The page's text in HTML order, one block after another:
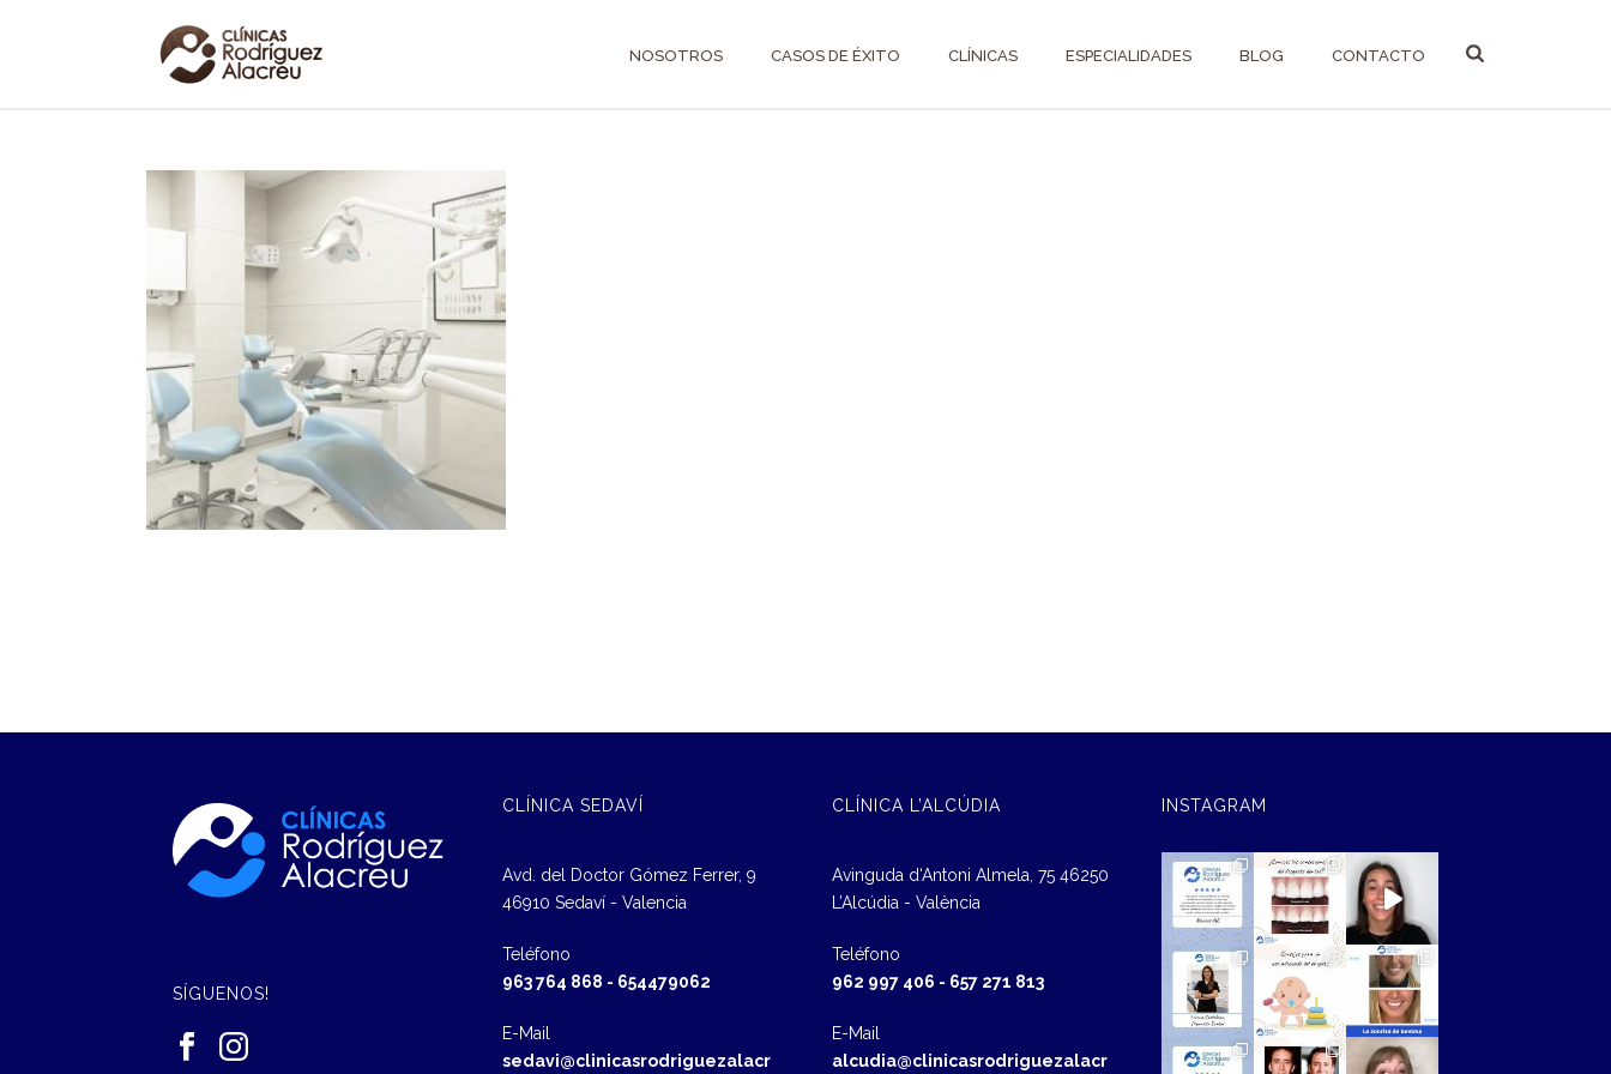
NOSOTROS CASOS DE ÉXITO CLÍNICAS ESPECIALIDADES BLOG CONTACTO
SÍGUENOS!
CLÍNICA SEDAVÍ
Avd. del Doctor Gómez Ferrer, 9
46910 Sedaví - Valencia
Teléfono
963 764 868 - 654479062
E-Mail
sedavi@clinicasrodriguezalacr
CLÍNICA L’ALCÚDIA
Avinguda d‘Antoni Almela, 75 46250
L’Alcúdia - València
Teléfono
962 997 406 - 657 271 813
E-Mail
alcudia@clinicasrodriguezalacr
INSTAGRAM